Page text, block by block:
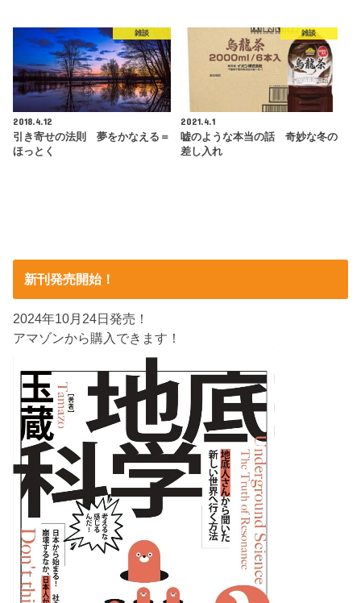
雑談
2018.4.12
引き寄せの法則 夢をかなえる＝
ほっとく
雑談
2021.4.1
嘘のような本当の話 奇妙な冬の
差し入れ
新刊発売開始！
2024年10月24日発売！
アマゾンから購入できます！